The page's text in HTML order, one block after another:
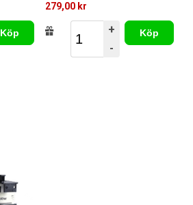
Köp
279,00 kr
+
-
Köp